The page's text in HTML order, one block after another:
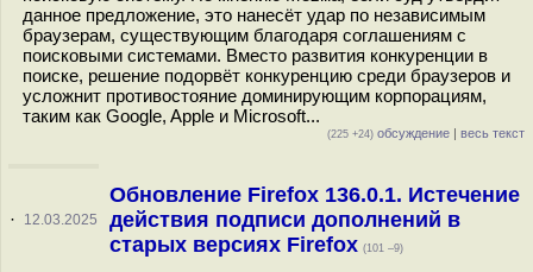
данное предложение, это нанесёт удар по независимым
браузерам, существующим благодаря соглашениям с
поисковыми системами. Вместо развития конкуренции в
поиске, решение подорвёт конкуренцию среди браузеров и
усложнит противостояние доминирующим корпорациям,
таким как Google, Apple и Microsoft...
(225 +24) обсуждение | весь текст
· 12.03.2025
Обновление Firefox 136.0.1. Истечение
действия подписи дополнений в
старых версиях Firefox (101 –9)